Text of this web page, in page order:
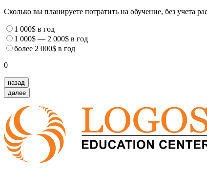
Сколько вы планируете потратить на обучение, без учета
1 000$ в год
1 000$ — 2 000$ в год
более 2 000$ в год
0
назад
далее